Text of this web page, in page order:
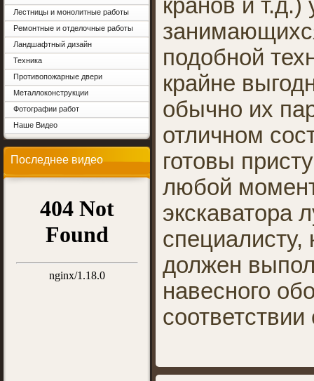
Лестницы и монолитные работы
Ремонтные и отделочные работы
Ландшафтный дизайн
Техника
Противопожарные двери
Металлоконструкции
Фотографии работ
Наше Видео
Последнее видео
кранов и
подобной
крайне
обычно их
отличном
готовы
любой
экскаватора
специалисту,
должен
навесного
соответствии